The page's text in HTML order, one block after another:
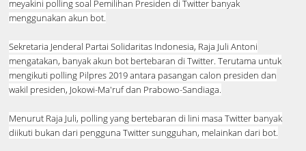
meyakini polling soal Pemilihan Presiden di Twitter banyak
menggunakan akun bot.
Sekretaria Jenderal Partai Solidaritas Indonesia, Raja Juli Antoni
mengatakan, banyak akun bot bertebaran di Twitter. Terutama untuk
mengikuti polling Pilpres 2019 antara pasangan calon presiden dan
wakil presiden, Jokowi-Ma'ruf dan Prabowo-Sandiaga.
Menurut Raja Juli, polling yang bertebaran di lini masa Twitter banyak
diikuti bukan dari pengguna Twitter sungguhan, melainkan dari bot.